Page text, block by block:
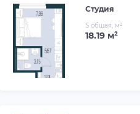
Студия
S общая, м²
18.19 м²